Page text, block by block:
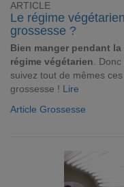
ARTICLE
Le régime
grossesse ?
Bien manger pendant
régime végétarien .
suivez tout de mêmes
grossesse ! Lire
Article Grossesse